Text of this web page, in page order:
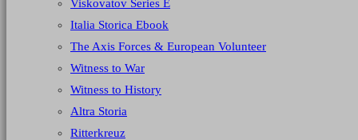
Viskovatov Series E
Italia Storica Ebook
The Axis Forces & European Volunteer
Witness to War
Witness to History
Altra Storia
Ritterkreuz